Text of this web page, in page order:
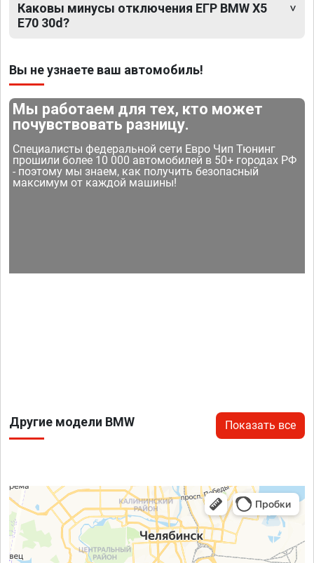
Каковы минусы отключения ЕГР BMW X5
E70 30d?
Вы не узнаете ваш автомобиль!
Мы работаем для тех, кто может
почувствовать разницу.
Специалисты федеральной сети Евро Чип Тюнинг
прошили более 10 000 автомобилей в 50+ городах РФ
- поэтому мы знаем, как получить безопасный
максимум от каждой машины!
Другие модели BMW Показать все